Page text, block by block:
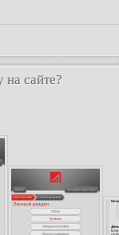
на сайте?